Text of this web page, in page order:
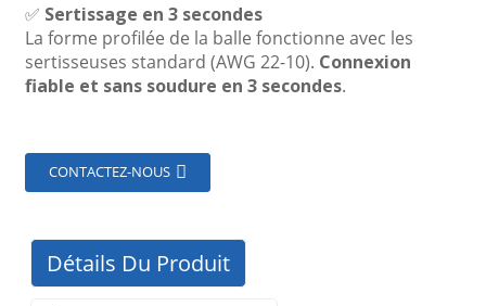
✅ Sertissage en 3 secondes
La forme profilée de la balle fonctionne avec les
sertisseuses standard (AWG 22-10). Connexion
fiable et sans soudure en 3 secondes.
CONTACTEZ-NOUS
Détails Du Produit